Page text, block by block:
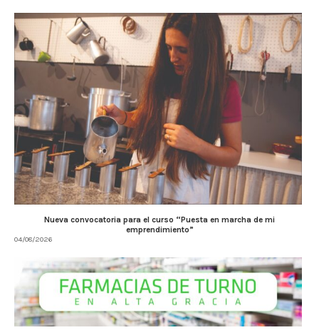
Nueva convocatoria para el curso “Puesta en marcha de mi
emprendimiento”
04/08/2026